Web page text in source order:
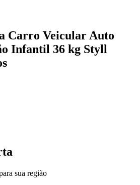
Carro Veicular Auto
Infantil 36 kg Styll
sua região